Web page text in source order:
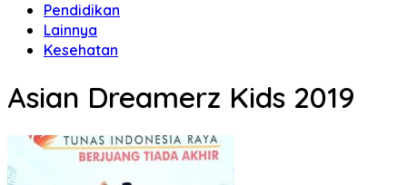
Pendidikan
Lainnya
Kesehatan
Asian Dreamerz Kids 2019